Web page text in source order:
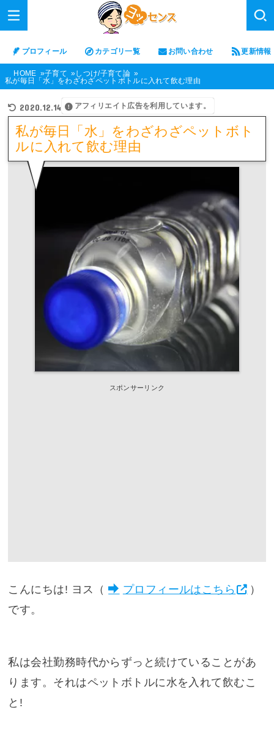
プロフィール カテゴリ一覧 お問い合わせ 更新情報
HOME 子育て
しつけ/子育て論
私が毎日「水」をわざわざペットボトルに入れて飲む理由
2020.12.14 アフィリエイト広告を利用しています。
私が毎日「水」をわざわざペットボト
ルに入れて飲む理由
スポンサーリンク
こんにちは! ヨス（ プロフィールはこちら
）
です。
私は会社勤務時代からずっと続けていることがあ
ります。それはペットボトルに水を入れて飲むこ
と!